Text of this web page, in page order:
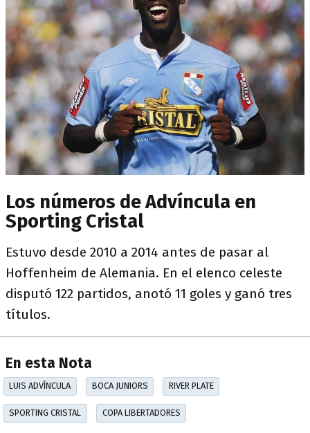
Los números de Advíncula en
Sporting Cristal
Estuvo desde 2010 a 2014 antes de pasar al
Hoffenheim de Alemania. En el elenco celeste
disputó 122 partidos, anotó 11 goles y ganó tres
títulos.
En esta Nota
LUIS ADVÍNCULA BOCA JUNIORS RIVER PLATE
SPORTING CRISTAL COPA LIBERTADORES